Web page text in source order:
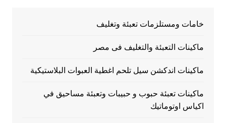
خامات ومستلزمات تعبئة وتغليف
ماكينات التعبئة والتغليف فى مصر
ماكينات اندكشن سيل تلحم اغطية العبوات البلاستيكية
ماكينات تعبئة حبوب و حبيبات وتعبئة مساحيق في
اكياس اوتوماتيك